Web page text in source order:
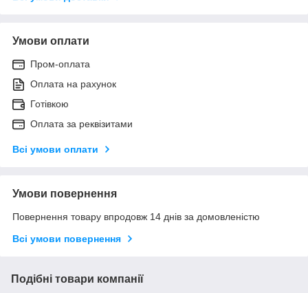
Умови оплати
Пром-оплата
Оплата на рахунок
Готівкою
Оплата за реквізитами
Всі умови оплати
Умови повернення
Повернення товару впродовж 14 днів за домовленістю
Всі умови повернення
Подібні товари компанії